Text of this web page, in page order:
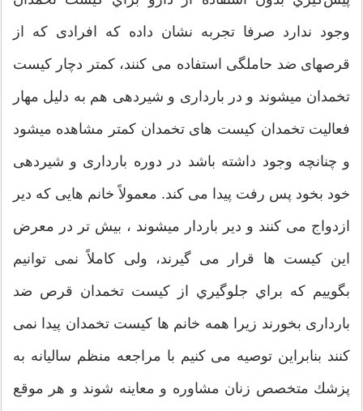
وجود ندارد صرفا تجربه نشان داده كه افرادی كه از
قرصهای ضد حاملگی استفاده می كنند، كمتر دچار كیست
تخمدان میشوند و در بارداری و شیردهی هم به دلیل مهار
فعالیت تخمدان كیست های تخمدان كمتر مشاهده ميشود
و چنانچه وجود داشته باشد در دوره بارداری و شیردهی
خود بخود پس رفت پیدا می كند. معمولاً خانم هایی كه دیر
ازدواج می كنند و دیر باردار میشوند ، بیش تر در معرض
این كیست ها قرار می گیرند، ولی كاملاً نمی توانیم
بگوییم كه براي جلوگيري از كیست تخمدان قرص ضد
بارداری بخورند زیرا همه خانم ها كیست تخمدان پیدا نمی
كنند بنابراین توصیه می کنیم با مراجعه منظم سالیانه به
پزشك متخصص زنان مشاوره و معاینه شوند و هر موقع